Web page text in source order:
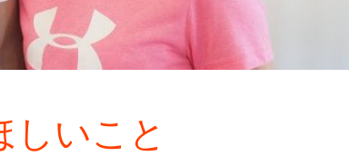
しいこと